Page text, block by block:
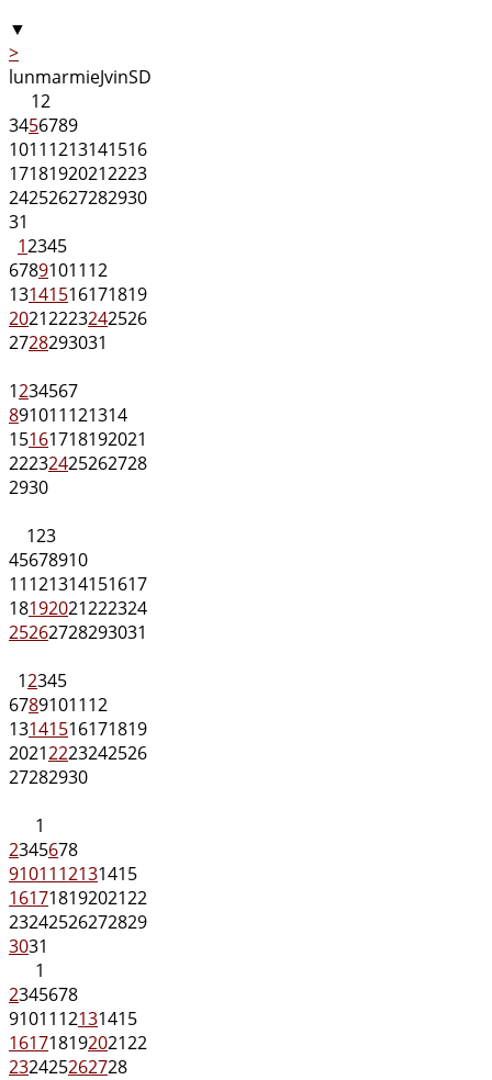
▼
>
lunmarmieJvinSD
12
3456789
10111213141516
17181920212223
24252627282930
31
12345
6789101112
13141516171819
20212223242526
2728293031
1234567
891011121314
15161718192021
22232425262728
2930
123
45678910
11121314151617
18192021222324
25262728293031
12345
6789101112
13141516171819
20212223242526
27282930
1
2345678
9101112131415
16171819202122
23242526272829
3031
1
2345678
9101112131415
16171819202122
232425262728